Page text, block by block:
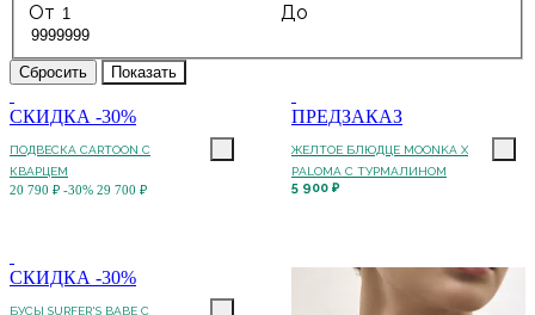
От
До
СКИДКА -30%
ПОДВЕСКА CARTOON C
КВАРЦЕМ
20 790 ₽ -30% 29 700 ₽
ПРЕДЗАКАЗ
ЖЕЛТОЕ БЛЮДЦЕ MOONKA X
PALOMA С ТУРМАЛИНОМ
5 900 ₽
СКИДКА -30%
БУСЫ SURFER'S BABE С